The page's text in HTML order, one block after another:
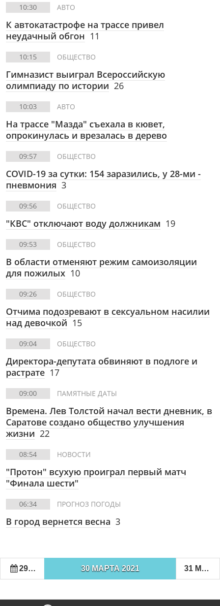
10:30 АВТО
К автокатастрофе на трассе привел
неудачный обгон 11
10:15 ОБЩЕСТВО
Гимназист выиграл Всероссийскую
олимпиаду по истории 26
10:03 АВТО
На трассе "Мазда" съехала в кювет,
опрокинулась и врезалась в дерево
09:57 ОБЩЕСТВО
COVID-19 за сутки: 154 заразились, у 28-ми -
пневмония 3
09:56 ОБЩЕСТВО
"КВС" отключают воду должникам 19
09:53 ОБЩЕСТВО
В области отменяют режим самоизоляции
для пожилых 10
09:26 ОБЩЕСТВО
Отчима подозревают в сексуальном насилии
над девочкой 15
09:04 ОБЩЕСТВО
Директора-депутата обвиняют в подлоге и
растрате 17
09:00 ПАМЯТНЫЕ ДАТЫ
Времена. Лев Толстой начал вести дневник, в
Саратове создано общество улучшения
жизни 22
08:54 НОВОСТИ
"Протон" всухую проиграл первый матч
"Финала шести"
06:34 ПРОГНОЗ ПОГОДЫ
В город вернется весна 3
29 МАРТА 2021 30 МАРТА 2021 31 МАРТА 2021